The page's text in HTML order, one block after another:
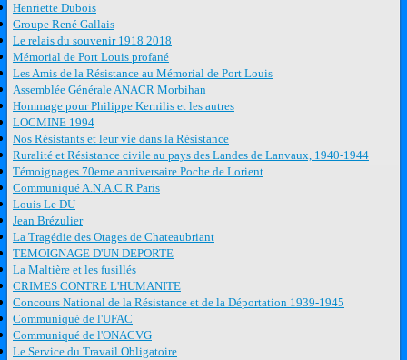
Henriette Dubois
Groupe René Gallais
Le relais du souvenir 1918 2018
Mémorial de Port Louis profané
Les Amis de la Résistance au Mémorial de Port Louis
Assemblée Générale ANACR Morbihan
Hommage pour Philippe Kernilis et les autres
LOCMINE 1994
Nos Résistants et leur vie dans la Résistance
Ruralité et Résistance civile au pays des Landes de Lanvaux, 1940-1944
Témoignages 70eme anniversaire Poche de Lorient
Communiqué A.N.A.C.R Paris
Louis Le DU
Jean Brézulier
La Tragédie des Otages de Chateaubriant
TEMOIGNAGE D'UN DEPORTE
La Maltière et les fusillés
CRIMES CONTRE L'HUMANITE
Concours National de la Résistance et de la Déportation 1939-1945
Communiqué de l'UFAC
Communiqué de l'ONACVG
Le Service du Travail Obligatoire